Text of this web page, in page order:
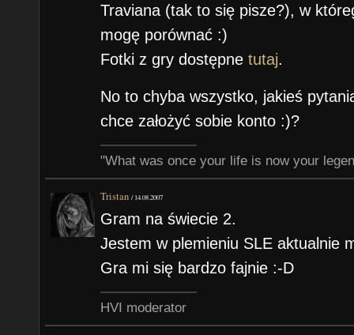
Traviana (tak to się pisze?), w
mogę porównać :)
Fotki z gry dostępnetutaj.
No to chyba wszystko, jakieś
chce założyć sobie konto :)?
"What was once your life is now your
Tristan /14.08.2007
Gram na świecie 2.
Jestem w plemieniu SLE aktualnie
Gra mi się bardzo fajnie :-D
HVI moderator